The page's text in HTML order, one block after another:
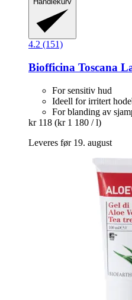
4.2 (151)
Biofficina Toscana
For sensitiv hud
Ideell for irritert
For blanding av
kr 118 (kr 1 180 / l)
Leveres før 19. august